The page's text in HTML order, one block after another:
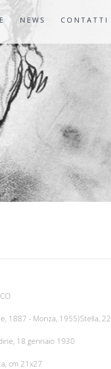
NEWS CONTATTI
1887 - Monza, 1955)Stella,
18 gennaio 1930
cm 21x27